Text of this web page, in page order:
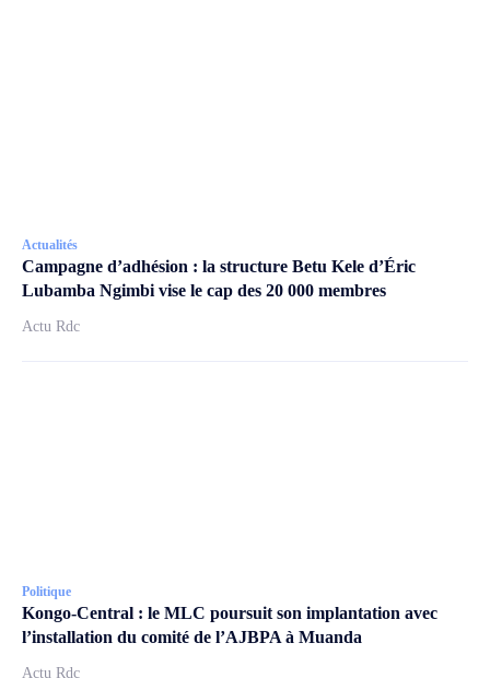
Actualités
Campagne d’adhésion : la structure Betu Kele d’Éric
Lubamba Ngimbi vise le cap des 20 000 membres
Actu Rdc
Politique
Kongo-Central : le MLC poursuit son implantation avec
l’installation du comité de l’AJBPA à Muanda
Actu Rdc